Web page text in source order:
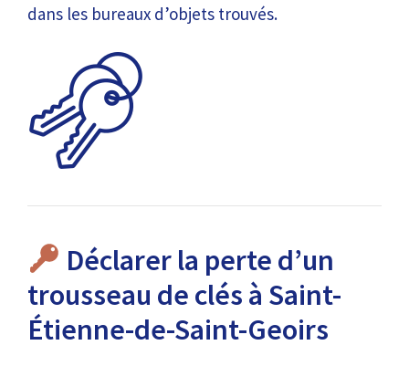
dans les bureaux d’objets trouvés.
Déclarer la perte d’un
trousseau de clés à Saint-
Étienne-de-Saint-Geoirs